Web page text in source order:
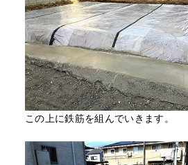
この上に鉄筋を組んでいきます。